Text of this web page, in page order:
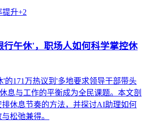
提升+2
午休'，职场人如何科学掌控休
'的171万热议到'多地要求领导干部带头
息与工作的平衡成为全民课题。本文剖
休息节奏的方法，并探讨AI助理如何
松弛兼得。